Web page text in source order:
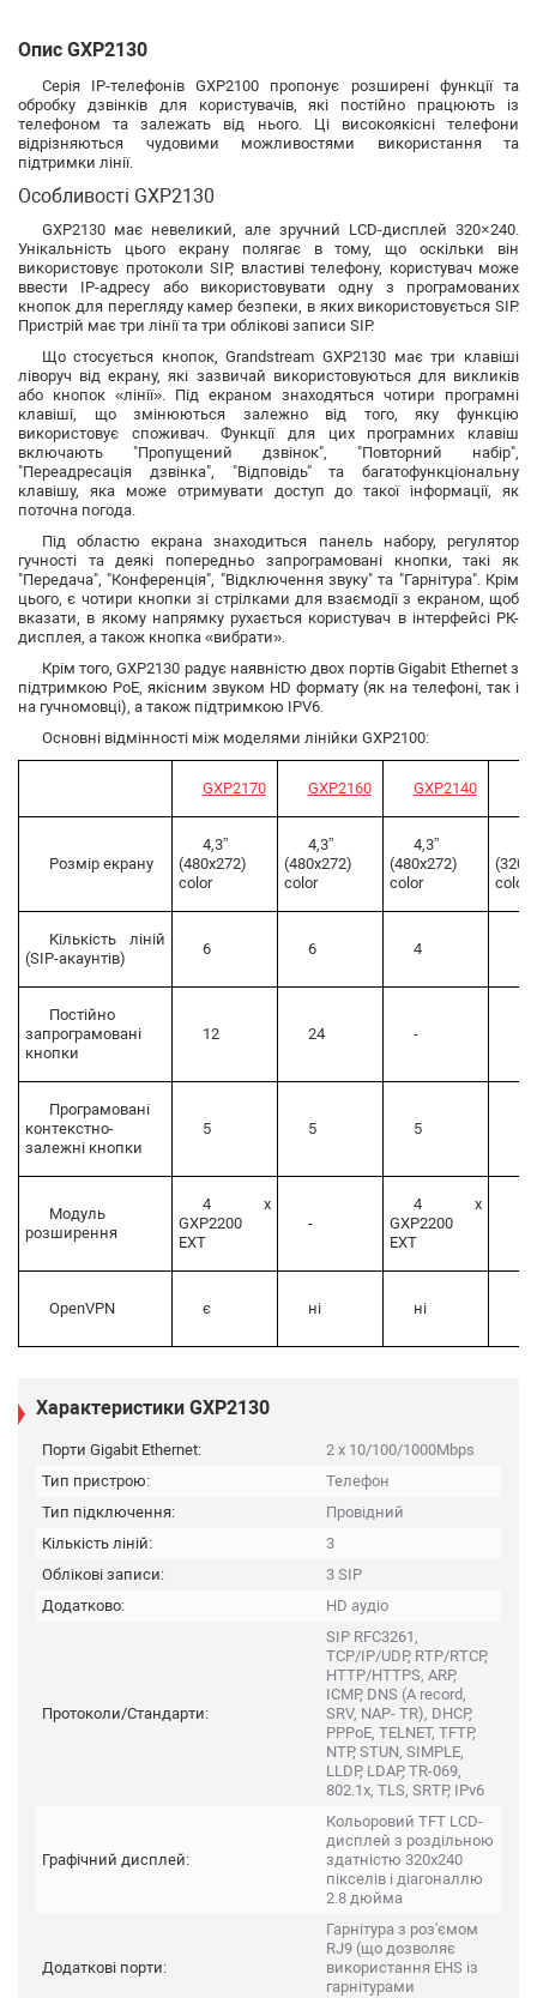
Опис GXP2130
Серія IP-телефонів GXP2100 пропонує розширені функції та
обробку дзвінків для користувачів, які постійно працюють із
телефоном та залежать від нього. Ці високоякісні телефони
відрізняються чудовими можливостями використання та
підтримки лінії.
Особливості GXP2130
GXP2130 має невеликий, але зручний LCD-дисплей 320×240.
Унікальність цього екрану полягає в тому, що оскільки він
використовує протоколи SIP, властиві телефону, користувач може
ввести IP-адресу або використовувати одну з програмованих
кнопок для перегляду камер безпеки, в яких використовується SIP.
Пристрій має три лінії та три облікові записи SIP.
Що стосується кнопок, Grandstream GXP2130 має три клавіші
ліворуч від екрану, які зазвичай використовуються для викликів
або кнопок «лінії». Під екраном знаходяться чотири програмні
клавіші, що змінюються залежно від того, яку функцію
використовує споживач. Функції для цих програмних клавіш
включають "Пропущений дзвінок", "Повторний набір",
"Переадресація дзвінка", "Відповідь" та багатофункціональну
клавішу, яка може отримувати доступ до такої інформації, як
поточна погода.
Під областю екрана знаходиться панель набору, регулятор
гучності та деякі попередньо запрограмовані кнопки, такі як
"Передача", "Конференція", "Відключення звуку" та "Гарнітура". Крім
цього, є чотири кнопки зі стрілками для взаємодії з екраном, щоб
вказати, в якому напрямку рухається користувач в інтерфейсі РК-
дисплея, а також кнопка «вибрати».
Крім того, GXP2130 радує наявністю двох портів Gigabit Ethernet з
підтримкою PoE, якісним звуком HD формату (як на телефоні, так і
на гучномовці), а також підтримкою IPV6.
Основні відмінності між моделями лінійки GXP2100:
GXP2170 GXP2160 GXP2140
Розмір екрану
4,3”
(480x272)
color
4,3”
(480x272)
color
4,3”
(480x272)
color
color
Кількість ліній
(SIP-акаунтів)
6 6 4
Постійно
запрограмовані
кнопки
12 24 -
Програмовані
контекстно-
залежні кнопки
5 5 5
Модуль
розширення
4 x
GXP2200
EXT
-
4 x
GXP2200
EXT
OpenVPN є ні ні
Характеристики GXP2130
Порти Gigabit Ethernet:
2 x 10/100/1000Mbps
Тип пристрою:
Телефон
Тип підключення:
Провідний
Кількість ліній:
3
Облікові записи:
3 SIP
Додатково:
HD аудіо
Протоколи/Стандарти:
SIP RFC3261,
TCP/IP/UDP, RTP/RTCP,
HTTP/HTTPS, ARP,
ICMP, DNS (A record,
SRV, NAP- TR), DHCP,
PPPoE, TELNET, TFTP,
NTP, STUN, SIMPLE,
LLDP, LDAP, TR-069,
802.1x, TLS, SRTP, IPv6
Графічний дисплей:
Кольоровий TFT LCD-
дисплей з роздільною
здатністю 320x240
пікселів і діагоналлю
2.8 дюйма
Додаткові порти:
Гарнітура з роз'ємом
RJ9 (що дозволяє
використання EHS із
гарнітурами